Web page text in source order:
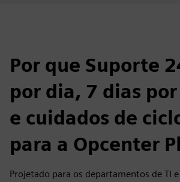
Por que Suporte
por dia, 7 dias
e cuidados de
para a Opcenter
Projetado para os departamentos de TI